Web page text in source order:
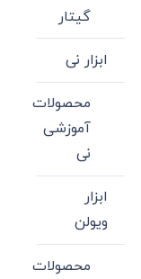
گیتار
ابزار نی
محصولات
آموزشی
نی
ابزار
ویولن
محصولات